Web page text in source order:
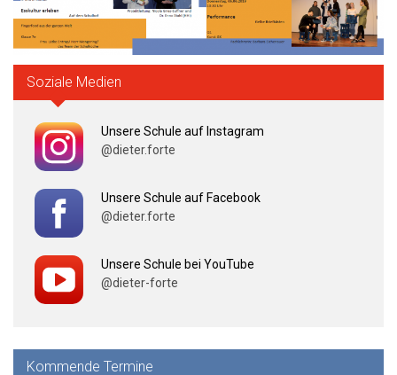
Soziale Medien
Unsere Schule auf Instagram
@dieter.forte
Unsere Schule auf Facebook
@dieter.forte
Unsere Schule bei YouTube
@dieter-forte
Kommende Termine